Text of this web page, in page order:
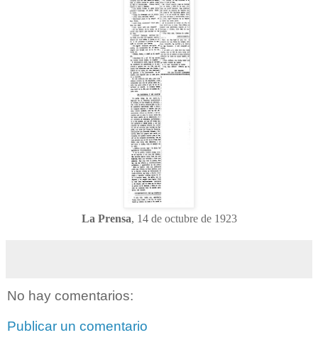
La Prensa, 14 de octubre de 1923
No hay comentarios:
Publicar un comentario